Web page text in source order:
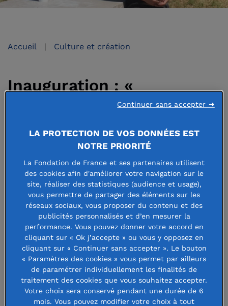
Accueil Culture et création
Inauguration : «
Connaissez-vous la
blague du petit déjeuner
19 juillet 2019
Dans le cadre de l’action nouveaux
commanditaires, le mardi 2 juillet,
l’oeuvre du collectif åbäke
“connaissez-vous la blague du petit
LA PROTECTION DE VOS DONNÉES EST
NOTRE PRIORITÉ
La Fondation de France et ses partenaires utilisent
des cookies afin d'améliorer votre navigation sur le
site, réaliser des statistiques (audience et usage),
vous permettre de partager des éléments sur les
réseaux sociaux, vous proposer du contenu et des
publicités personnalisés et d’en mesurer la
performance. Vous pouvez donner votre accord en
cliquant sur « Ok j’accepte » ou vous y opposez en
cliquant sur « Continuer sans accepter ». Le bouton
« Paramètres des cookies » vous permet par ailleurs
de paramétrer individuellement les finalités de
traitement des cookies que vous souhaitez accepter.
Votre choix sera conservé pendant une durée de 6
mois. Vous pouvez modifier votre choix à tout
Continuer sans accepter ➜